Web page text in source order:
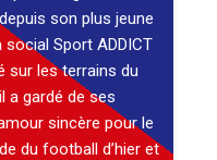
son plus jeune
Sport ADDICT
sur les terrains du
a gardé de ses
sincère pour le
du football d’hier et